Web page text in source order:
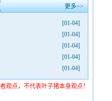
更多>>
[01-04]
[01-04]
[01-04]
[01-04]
[01-04]
观点，不代表叶子猪本身观点！